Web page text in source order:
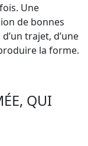
Une
de bonnes
trajet, d’une
la forme.
QUI